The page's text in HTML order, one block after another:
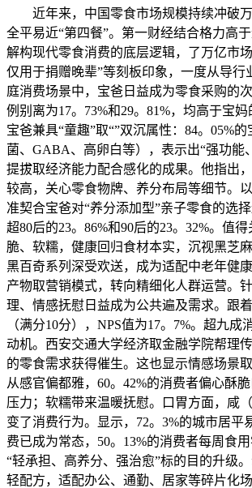
近年来，中国零食市场规模持续冲破万
全平易近“第四餐”。第一财经结合格力高
解构现代零食消费的底层逻辑，了万亿市
仅用于捐赠晚辈”等刻板印象，一度从导
庭消费场景中，宝爸日益成为零食采购的
例别离为17。73%和29。81%，均高于宝
宝爸兼具“童趣”取“”双沉属性：84。05%
菌、GABA、高卵白等），表示出“强功
提拔取经济能力配合感化的成果。他指出
较高，关心零食物牌、养分布局等细节。
准契合宝爸对“养分添加型”亲子零食的选
超80后的23。86%和90后的23。32%。值
脆、软糯，健康回归食材本实，沉视黑芝
黑百奇系列深受欢送，成为适配中老年健
产物取营销模式，转向精细化人群运营。
理、情感抚慰日益成为公共遍及需求。跟
（满分10分），NPS值为17。7%。超九
动机。西安交通大学经济取金融学院帮理
的零食需求获得催生。这也显示情感场景
从感官偏都雅，60。42%的消费者偏心酥
压力；软糯带来温暖抚慰。口胃方面，咸
变了消费行为。显示，72。3%的城市居
费已成为常态，50。13%的消费者每周食
“轻承担、高养分、强治愈”标的目的升级
轻配方，适配办公、通勤、居家等碎片化